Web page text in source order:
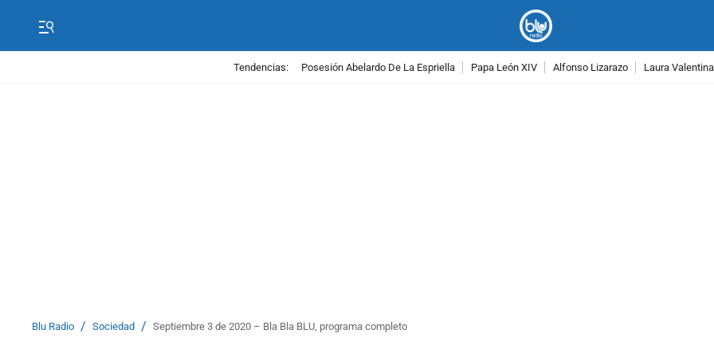
Tendencias: Posesión Abelardo De La Espriella Papa León XIV Alfonso Lizarazo Laura
Blu Radio / Sociedad / Septiembre 3 de 2020 – Bla Bla BLU, programa completo